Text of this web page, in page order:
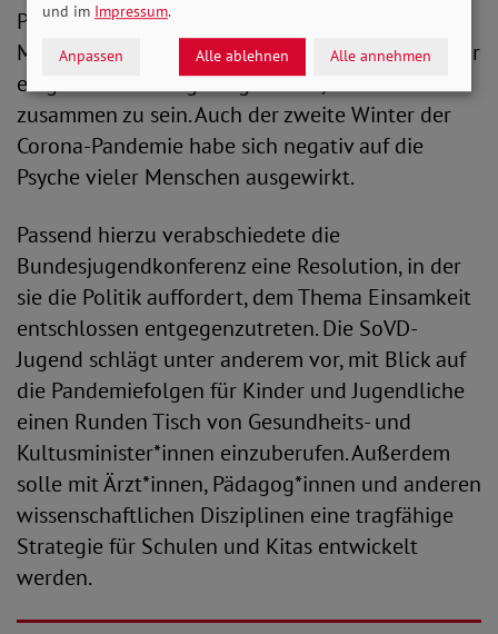
Pandemie habe die Lebenssituation für viele
Menschen sehr verändert. Freese sagte, es sei nur
eingeschränkt möglich gewesen, mit anderen
zusammen zu sein. Auch der zweite Winter der
Corona-Pandemie habe sich negativ auf die
Psyche vieler Menschen ausgewirkt.
Passend hierzu verabschiedete die
Bundesjugendkonferenz eine Resolution, in der
sie die Politik auffordert, dem Thema Einsamkeit
entschlossen entgegenzutreten. Die SoVD-
Jugend schlägt unter anderem vor, mit Blick auf
die Pandemiefolgen für Kinder und Jugendliche
einen Runden Tisch von Gesundheits- und
Kultusminister*innen einzuberufen. Außerdem
solle mit Ärzt*innen, Pädagog*innen und anderen
wissenschaftlichen Disziplinen eine tragfähige
Strategie für Schulen und Kitas entwickelt
werden.
und im Impressum.
Anpassen Alle ablehnen Alle annehmen